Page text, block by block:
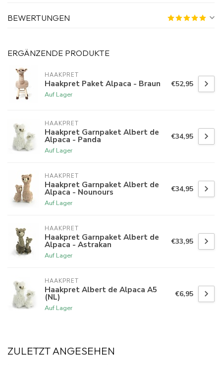
BEWERTUNGEN
ERGÄNZENDE PRODUKTE
HAAKPRET
Haakpret Paket Alpaca - Braun
Auf Lager
€52,95
HAAKPRET
Haakpret Garnpaket Albert de
Alpaca - Panda
Auf Lager
€34,95
HAAKPRET
Haakpret Garnpaket Albert de
Alpaca - Nounours
Auf Lager
€34,95
HAAKPRET
Haakpret Garnpaket Albert de
Alpaca - Astrakan
Auf Lager
€33,95
HAAKPRET
Haakpret Albert de Alpaca A5
(NL)
Auf Lager
€6,95
ZULETZT ANGESEHEN